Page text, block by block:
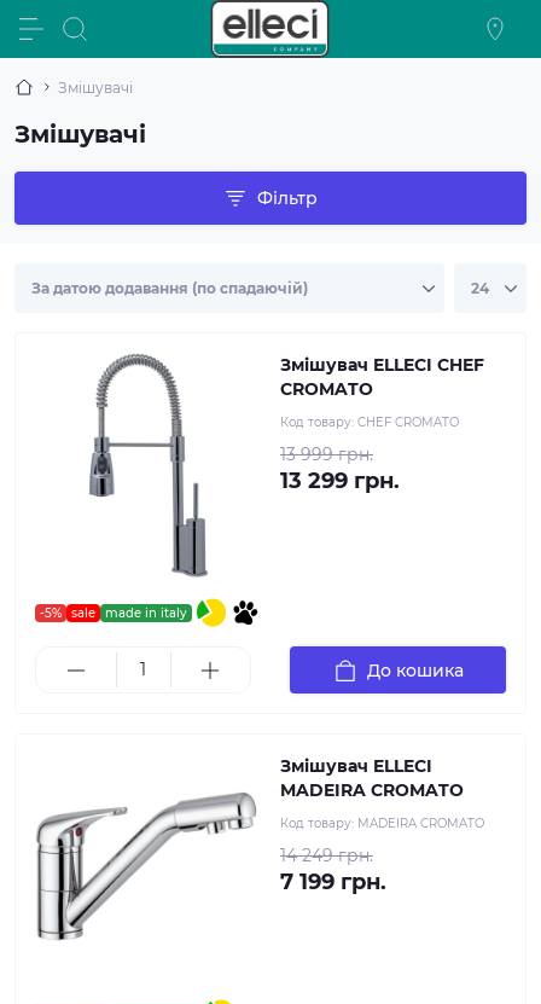
Змішувачі
Змішувачі
Фільтр
-5% sale made in italy
Змішувач ELLECI CHEF
CROMATO
Код товару: CHEF CROMATO
13 999 грн.
13 299 грн.
До кошика
Змішувач ELLECI
MADEIRA CROMATO
Код товару: MADEIRA CROMATO
14 249 грн.
7 199 грн.